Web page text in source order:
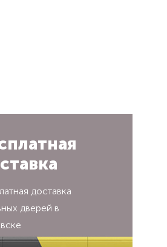
доставка
дверей в